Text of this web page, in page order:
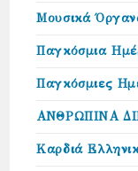
Μουσικά
Παγκόσμια
Παγκόσμιες
ΑΝΘΡΩΠΙΝΑ
Καρδιά